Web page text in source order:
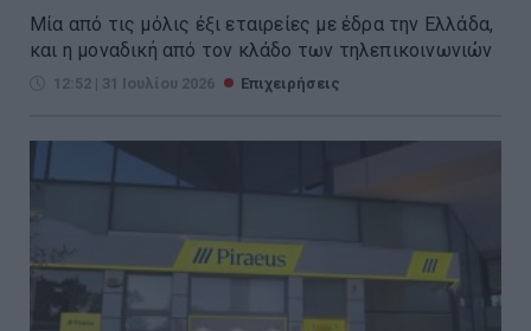
Μία από τις μόλις έξι εταιρείες με έδρα την Ελλάδα,
και η μοναδική από τον κλάδο των τηλεπικοινωνιών
12:52 | 31 Ιουλίου 2026 Επιχειρήσεις